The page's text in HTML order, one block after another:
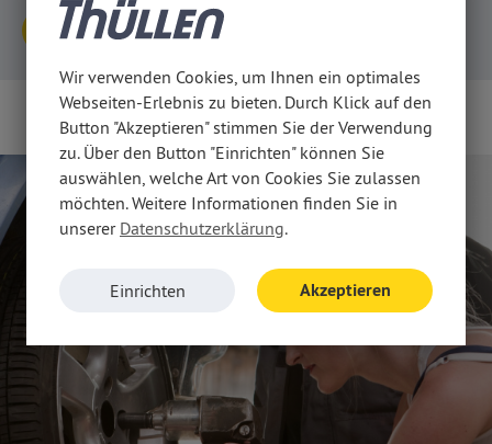
Mietwagen! In unserem Angebot
finden Sie u. a. Automatik-
Anhängerkupplung. Gern bieten wir
Ihnen auch Sonderausstattung und
weiteres Zubehör an. Nennen Sie
uns Ihre Wünsche bei Ihrer Anfrage!
längere
Ergänzend
große
mobile
Mietwagen finden
Mach' mit uns Karriere!
Wir verwenden Cookies, um Ihnen ein optimales
Webseiten-Erlebnis zu bieten. Durch Klick auf den
Button "Akzeptieren" stimmen Sie der Verwendung
zu. Über den Button "Einrichten" können Sie
auswählen, welche Art von Cookies Sie zulassen
möchten. Weitere Informationen finden Sie in
unserer Datenschutzerklärung.
Einrichten Akzeptieren